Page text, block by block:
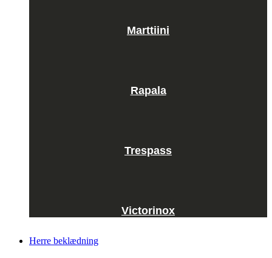
Marttiini
Rapala
Trespass
Victorinox
Herre beklædning